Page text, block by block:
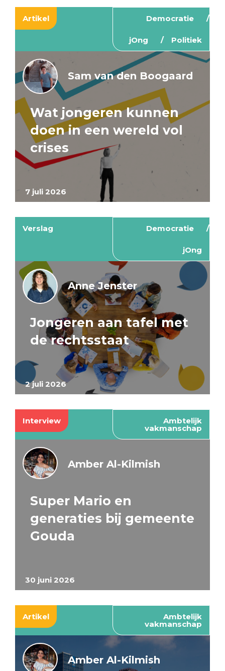
Artikel Democratie
jOng Politiek
7 juli 2026
Sam van den Boogaard
Wat jongeren kunnen
doen in een wereld vol
crises
Verslag Democratie
jOng
2 juli 2026
Anne Jenster
Jongeren aan tafel met
de rechtsstaat
Interview Ambtelijk
vakmanschap
30 juni 2026
Amber Al-Kilmish
Super Mario en
generaties bij gemeente
Gouda
Artikel Ambtelijk
vakmanschap
Amber Al-Kilmish